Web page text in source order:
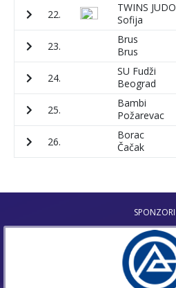
22.
TWINS JUDO
Sofija
23.
Brus
Brus
24.
SU Fudži
Beograd
25.
Bambi
Požarevac
26.
Borac
Čačak
SPONZORI